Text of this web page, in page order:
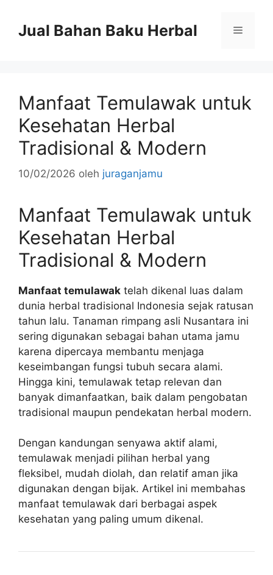
Jual Bahan Baku Herbal Menu
Manfaat Temulawak untuk
Kesehatan Herbal
Tradisional & Modern
10/02/2026 oleh juraganjamu
Manfaat Temulawak untuk
Kesehatan Herbal
Tradisional & Modern
Manfaat temulawak telah dikenal luas dalam
dunia herbal tradisional Indonesia sejak ratusan
tahun lalu. Tanaman rimpang asli Nusantara ini
sering digunakan sebagai bahan utama jamu
karena dipercaya membantu menjaga
keseimbangan fungsi tubuh secara alami.
Hingga kini, temulawak tetap relevan dan
banyak dimanfaatkan, baik dalam pengobatan
tradisional maupun pendekatan herbal modern.
Dengan kandungan senyawa aktif alami,
temulawak menjadi pilihan herbal yang
fleksibel, mudah diolah, dan relatif aman jika
digunakan dengan bijak. Artikel ini membahas
manfaat temulawak dari berbagai aspek
kesehatan yang paling umum dikenal.